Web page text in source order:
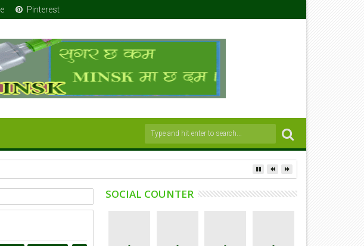
Pinterest
SOCIAL COUNTER